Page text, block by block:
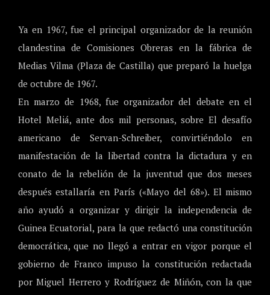
Ya en 1967, fue el principal organizador de la reunión
clandestina de Comisiones Obreras en la fábrica de
Medias Vilma (Plaza de Castilla) que preparó la huelga
de octubre de 1967.
En marzo de 1968, fue organizador del debate en el
Hotel Meliá, ante dos mil personas, sobre El desafío
americano de Servan-Schreiber, convirtiéndolo en
manifestación de la libertad contra la dictadura y en
conato de la rebelión de la juventud que dos meses
después estallaría en París («Mayo del 68»). El mismo
año ayudó a organizar y dirigir la independencia de
Guinea Ecuatorial, para la que redactó una constitución
democrática, que no llegó a entrar en vigor porque el
gobierno de Franco impuso la constitución redactada
por Miguel Herrero y Rodríguez de Miñón, con la que